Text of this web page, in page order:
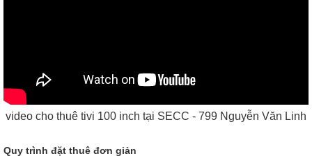
video cho thuê tivi 100 inch tại SECC - 799 Nguyễn Văn Linh
Quy trình đặt thuê đơn giản